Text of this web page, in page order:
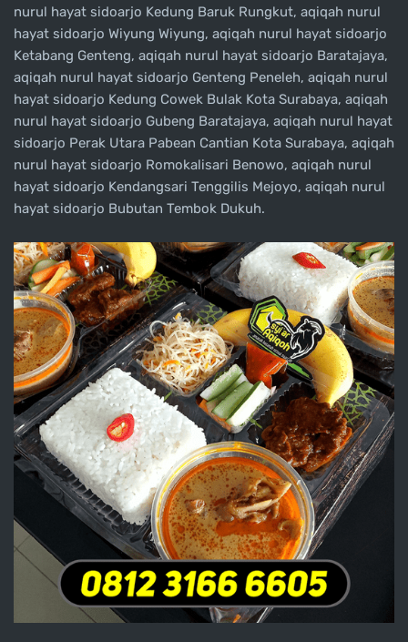
nurul hayat sidoarjo Kedung Baruk Rungkut, aqiqah nurul
hayat sidoarjo Wiyung Wiyung, aqiqah nurul hayat sidoarjo
Ketabang Genteng, aqiqah nurul hayat sidoarjo Baratajaya,
aqiqah nurul hayat sidoarjo Genteng Peneleh, aqiqah nurul
hayat sidoarjo Kedung Cowek Bulak Kota Surabaya, aqiqah
nurul hayat sidoarjo Gubeng Baratajaya, aqiqah nurul hayat
sidoarjo Perak Utara Pabean Cantian Kota Surabaya, aqiqah
nurul hayat sidoarjo Romokalisari Benowo, aqiqah nurul
hayat sidoarjo Kendangsari Tenggilis Mejoyo, aqiqah nurul
hayat sidoarjo Bubutan Tembok Dukuh.